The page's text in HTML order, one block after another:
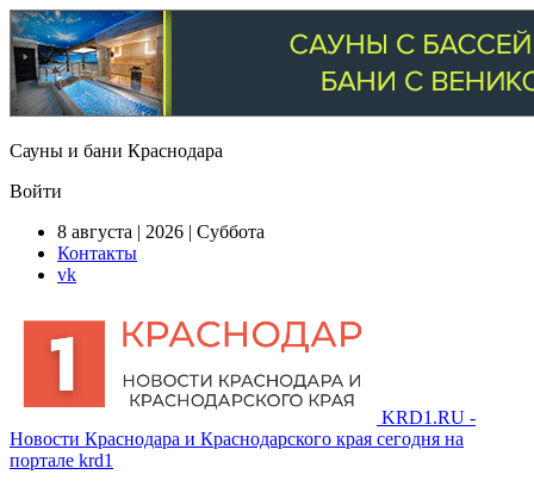
Сауны и бани Краснодара
Войти
8 августа | 2026 | Суббота
Контакты
vk
KRD1.RU -
Новости Краснодара и Краснодарского края сегодня на
портале krd1